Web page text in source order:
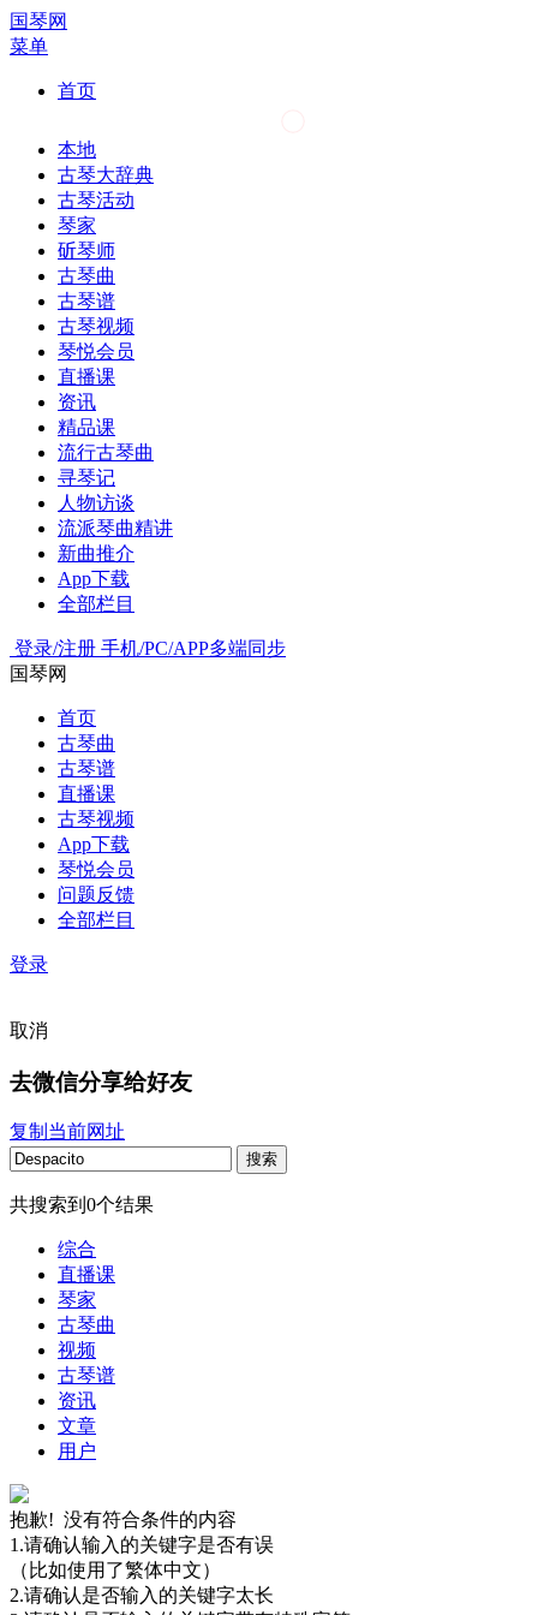
国琴网
菜单
首页
本地
古琴大辞典
古琴活动
琴家
斫琴师
古琴曲
古琴谱
古琴视频
琴悦会员
直播课
资讯
精品课
流行古琴曲
寻琴记
人物访谈
流派琴曲精讲
新曲推介
App下载
全部栏目
登录/注册 手机/PC/APP多端同步
国琴网
首页
古琴曲
古琴谱
直播课
古琴视频
App下载
琴悦会员
问题反馈
全部栏目
登录
取消
去微信分享给好友
复制当前网址
搜索
共搜索到 0个结果
综合
直播课
琴家
古琴曲
视频
古琴谱
资讯
文章
用户
抱歉! 没有符合条件的内容
1.请确认输入的关键字是否有误
（比如使用了繁体中文）
2.请确认是否输入的关键字太长